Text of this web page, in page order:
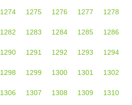
1274 1275 1276 1277 1278
1282 1283 1284 1285 1286
1290 1291 1292 1293 1294
1298 1299 1300 1301 1302
1306 1307 1308 1309 1310